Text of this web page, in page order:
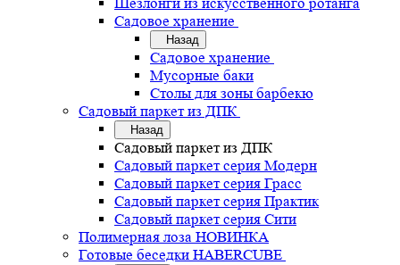
Садовое хранение
Назад
Садовое хранение
Мусорные баки
Столы для зоны барбекю
Садовый паркет из ДПК
Назад
Садовый паркет из ДПК
Садовый паркет серия Mодерн
Садовый паркет серия Грасс
Садовый паркет серия Практик
Садовый паркет серия Сити
Полимерная лоза НОВИНКА
Готовые беседки HABERCUBE